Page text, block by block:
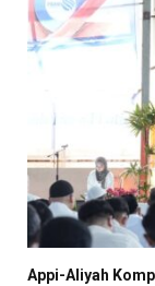
Appi-Aliyah